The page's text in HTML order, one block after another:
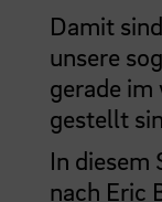
Damit
unsere
gerade
gestellt
In diesem
nach Eric